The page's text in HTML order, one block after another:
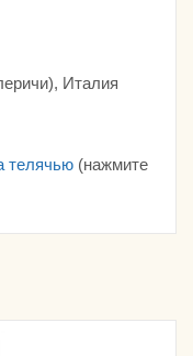
Италия
телячью (нажмите